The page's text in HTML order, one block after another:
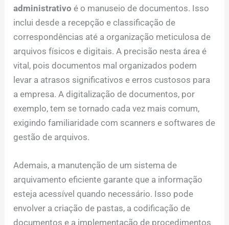
administrativo é o manuseio de documentos. Isso
inclui desde a recepção e classificação de
correspondências até a organização meticulosa de
arquivos físicos e digitais. A precisão nesta área é
vital, pois documentos mal organizados podem
levar a atrasos significativos e erros custosos para
a empresa. A digitalização de documentos, por
exemplo, tem se tornado cada vez mais comum,
exigindo familiaridade com scanners e softwares de
gestão de arquivos.
Ademais, a manutenção de um sistema de
arquivamento eficiente garante que a informação
esteja acessível quando necessário. Isso pode
envolver a criação de pastas, a codificação de
documentos e a implementação de procedimentos